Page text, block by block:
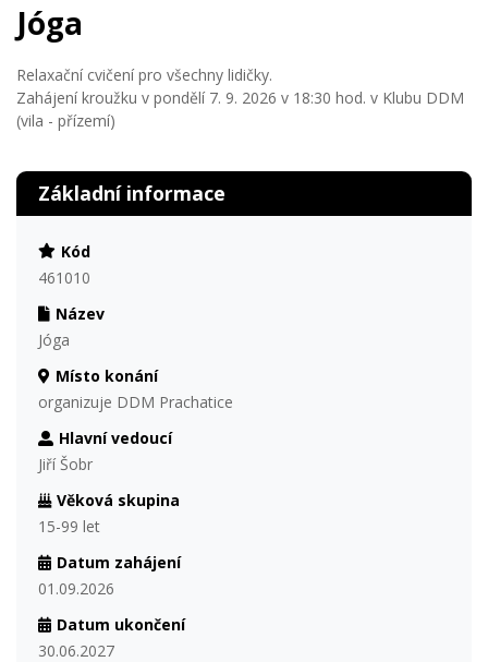
Jóga
Relaxační cvičení pro všechny lidičky.
Zahájení kroužku v pondělí 7. 9. 2026 v 18:30 hod. v Klubu DDM
(vila - přízemí)
Základní informace
Kód
461010
Název
Jóga
Místo konání
organizuje DDM Prachatice
Hlavní vedoucí
Jiří Šobr
Věková skupina
15-99 let
Datum zahájení
01.09.2026
Datum ukončení
30.06.2027